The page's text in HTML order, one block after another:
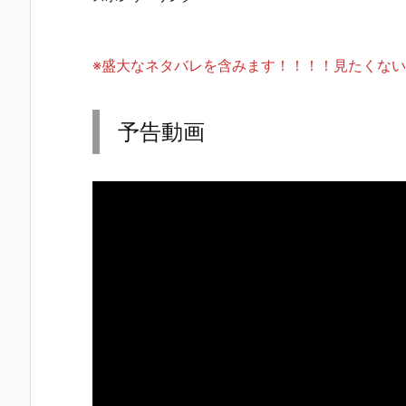
※盛大なネタバレを含みます！！！！見たくな
予告動画